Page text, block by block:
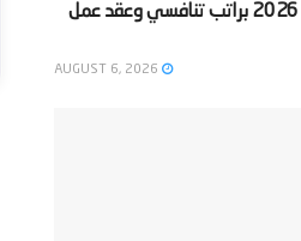
‫فرصة عمل سائق شاحنة في كندا 2026 براتب تنافسي وعقد عمل